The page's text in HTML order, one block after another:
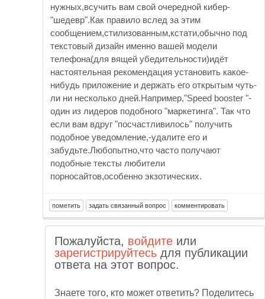
нужных,всучить вам свой очередной кибер-
"шедевр".Как правило вслед за этим
сообщением,стилизованным,кстати,обычно под
текстовый дизайн именно вашей модели
телефона(для вящей убедительности)идёт
настоятельная рекомендация установить какое-
нибудь приложение и держать его открытым чуть-
ли ни несколько дней.Например,"Speed booster "-
один из лидеров подобного "маркетинга". Так что
если вам вдруг "посчастливилось" получить
подобное уведомление,-удалите его и
забудьте.Любопытно,что часто получают
подобные тексты любители
порносайтов,особенно экзотических.
Пожалуйста, войдите или
зарегистрируйтесь для публикации
ответа на этот вопрос.
Знаете того, кто может ответить? Поделитесь